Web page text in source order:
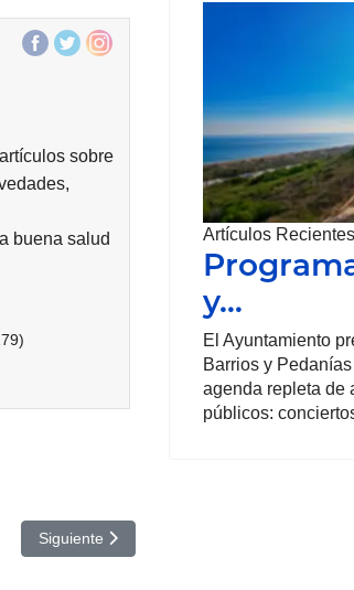
sobre
buena salud
Artículo siguiente: La Patética: Orquesta
Siguiente
Artículos Recientes
y…
El Ayuntamiento
Barrios y
agenda repleta de
públicos: